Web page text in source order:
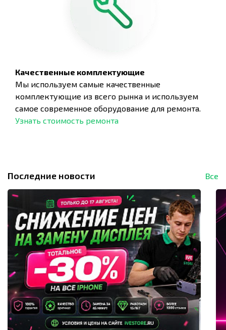
Качественные комплектующие
Мы используем самые качественные
комплектующие из всего рынка и используем
самое современное оборудование для ремонта.
Узнать стоимость ремонта
Последние новости Все